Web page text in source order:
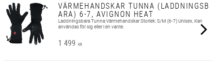
VÄRMEHANDSKAR TUNNA (LADDNINGSB
ARA) 6-7, AVIGNON HEAT
Laddningsbara Tunna Värmehandskar Storlek: S/M (6-7) Unisex, Kan
användas för sig eller i en vante.
1 499 KR